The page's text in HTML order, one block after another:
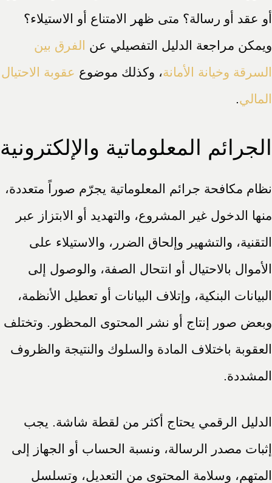
أو عقد أو رسالة؟ متى ظهر الامتناع أو الاستيلاء؟
ويمكن مراجعة الدليل التفصيلي عن
الفرق بين
السرقة وخيانة الأمانة، وكذلك موضوع عقوبة الاحتيال
المالي.
الجرائم المعلوماتية والإلكترونية
نظام مكافحة جرائم المعلوماتية يجرّم صوراً متعددة،
منها الدخول غير المشروع، والتهديد أو الابتزاز عبر
التقنية، والتشهير وإلحاق الضرر، والاستيلاء على
الأموال بالاحتيال أو انتحال الصفة، والوصول إلى
البيانات البنكية، وإتلاف البيانات أو تعطيل الأنظمة،
وبعض صور إنتاج أو نشر المحتوى المحظور. وتختلف
العقوبة باختلاف المادة والسلوك والنتيجة والظروف
المشددة.
الدليل الرقمي يحتاج أكثر من لقطة شاشة. يجب
إثبات مصدر الرسالة، ونسبة الحساب أو الجهاز إلى
المتهم، وسلامة المحتوى من التعديل، وتسلسل